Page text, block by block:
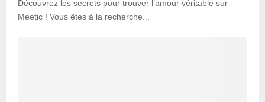
Découvrez les secrets pour trouver l’amour véritable sur
Meetic ! Vous êtes à la recherche...